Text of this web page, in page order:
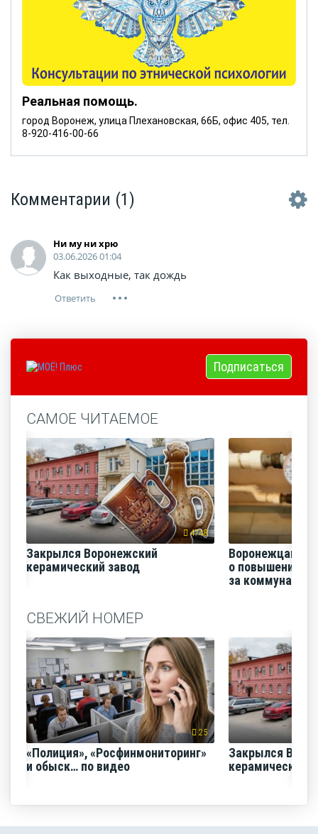
Реальная помощь.
город Воронеж, улица Плехановская, 66Б, офис 405, тел.
8-920-416-00-66
Комментарии (1)
Ни му ни хрю
03.06.2026 01:04
Как выходные, так дождь
Подписаться
САМОЕ ЧИТАЕМОЕ
4748
Закрылся Воронежский
керамический завод
Воронежцам
о повышении
за
СВЕЖИЙ НОМЕР
25
«Полиция», «Росфинмониторинг»
и обыск… по видео
Закрылся
керамический